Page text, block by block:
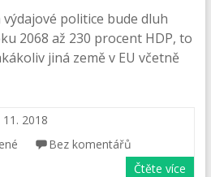
politice bude dluh
2068 až 230 procent HDP, to
jiná země v EU včetně
11. 2018
Bez komentářů
Čtěte více